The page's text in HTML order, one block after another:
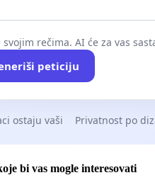
svojim rečima. AI će za vas
peticiju
ostaju vaši Privatnost po
bi vas mogle interesovati